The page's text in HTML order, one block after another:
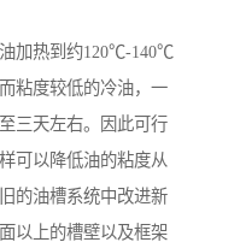
加热到约120℃-140℃
粘度较低的冷油，一
三天左右。因此可行
可以降低油的粘度从
的油槽系统中改进新
以上的槽壁以及框架